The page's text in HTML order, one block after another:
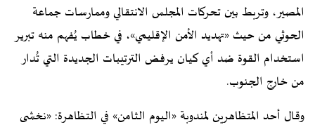
المصير، وتربط بين تحركات المجلس الانتقالي وممارسات جماعة
الحوثي من حيث «تهديد الأمن الإقليمي»، في خطاب يُفهم منه تبرير
استخدام القوة ضد أي كيان يرفض الترتيبات الجديدة التي تُدار
من خارج الجنوب.
وقال أحد المتظاهرين لمندوبة «اليوم الثامن» في التظاهرة: «نخشى